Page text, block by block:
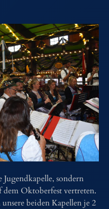
Jugendkapelle, sondern
dem Oktoberfest vertreten.
beiden Kapellen je 2